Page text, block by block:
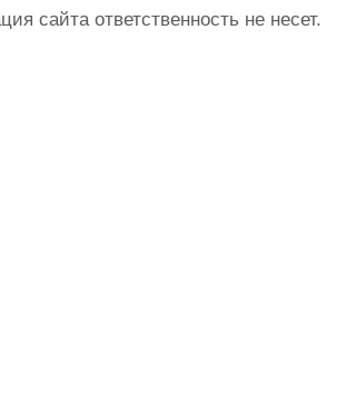
сайта ответственность не несет.